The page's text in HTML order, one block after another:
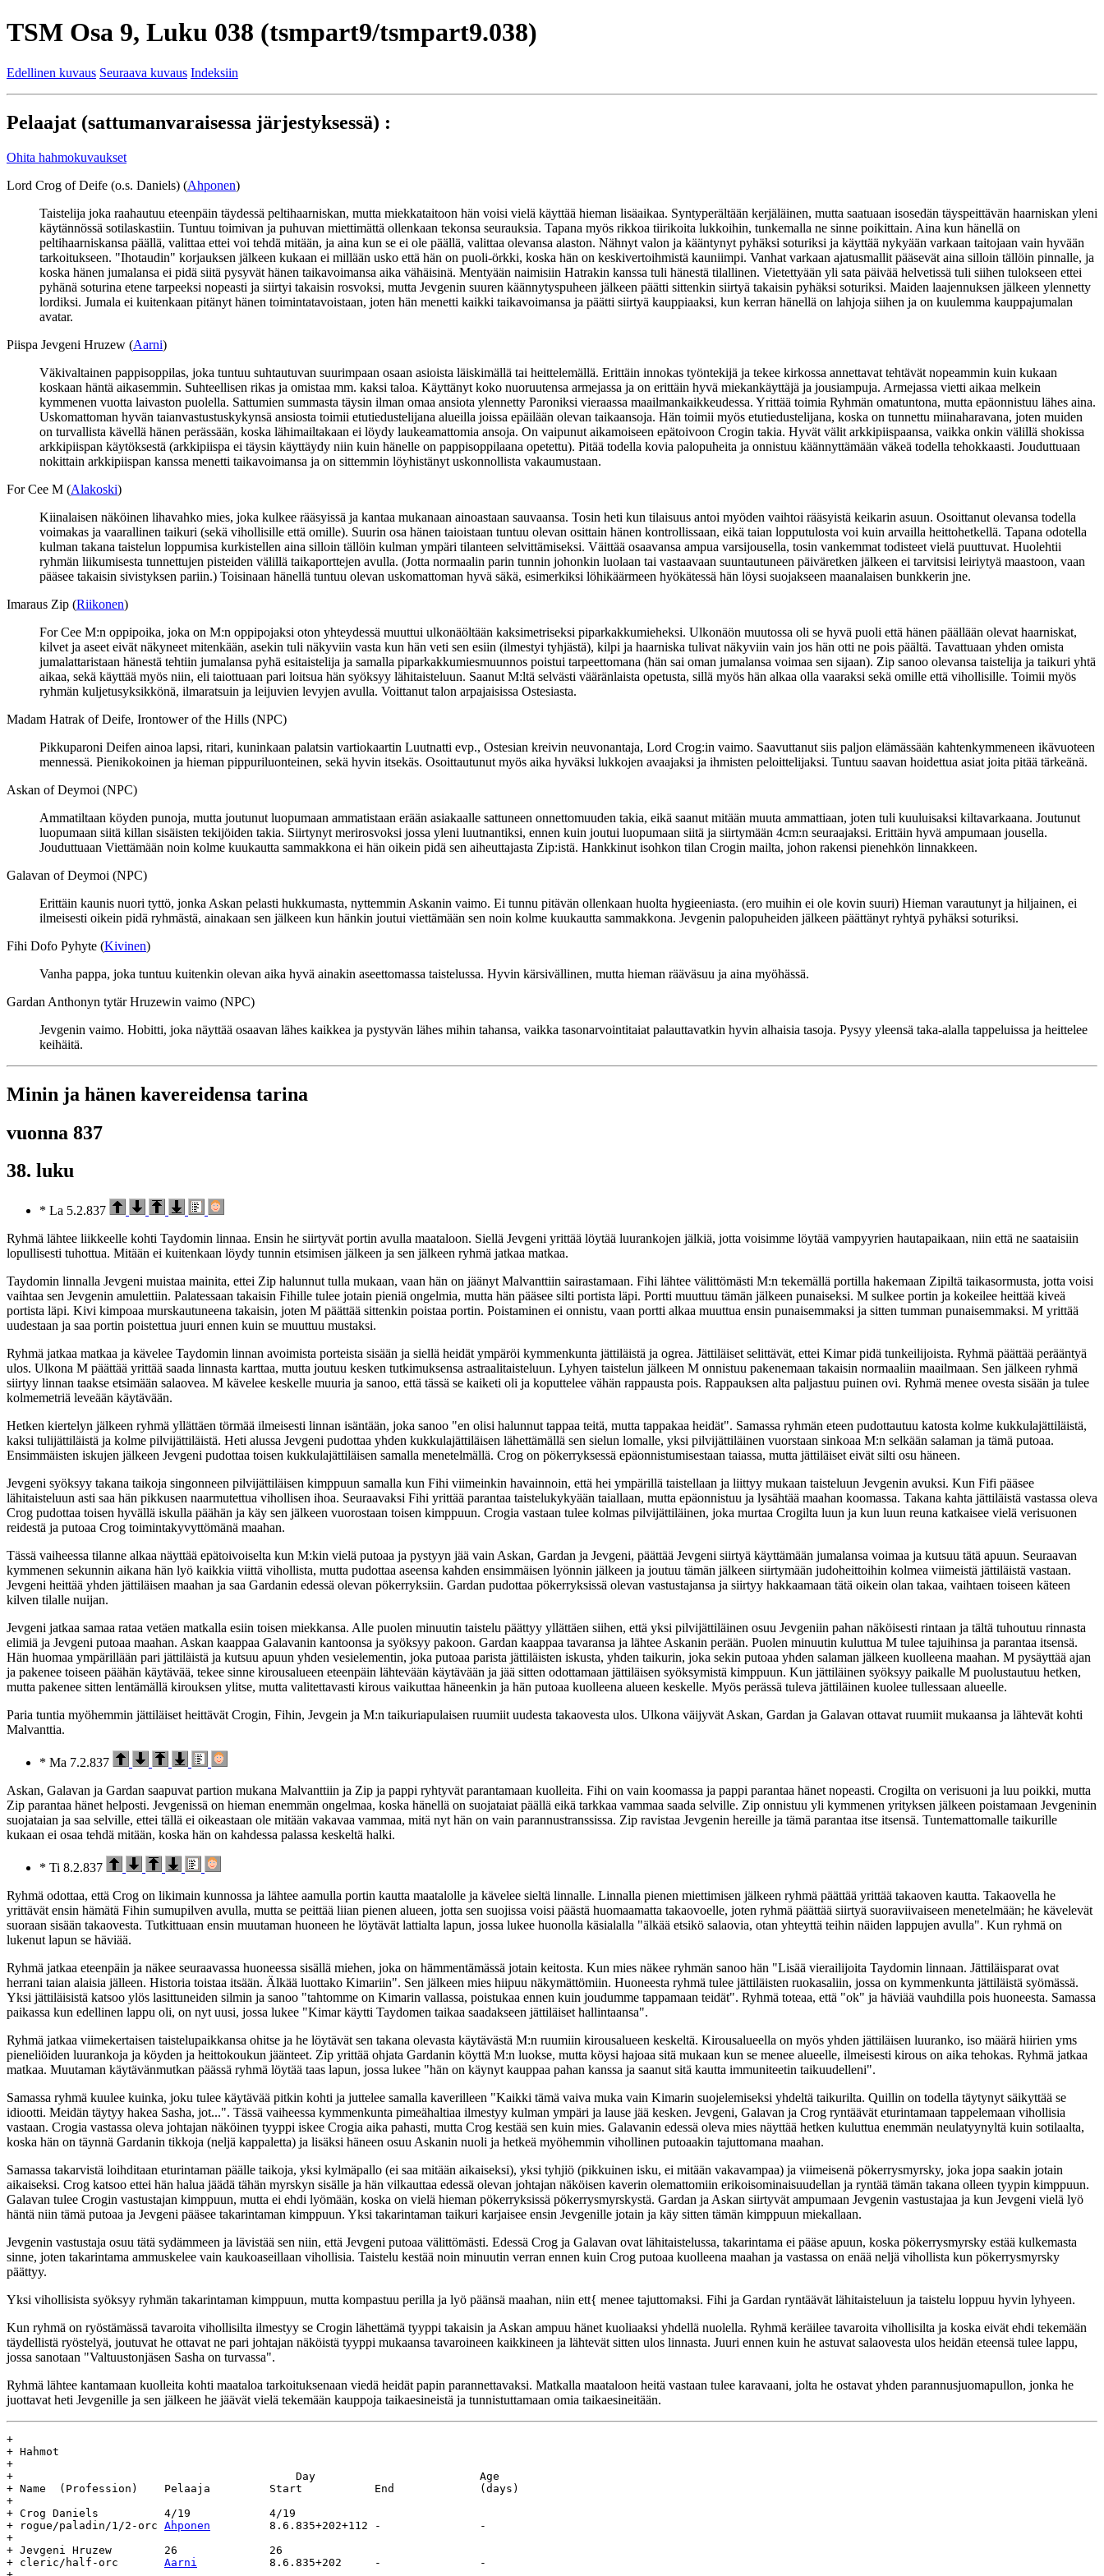
TSM Osa 9, Luku 038 (tsmpart9/tsmpart9.038)
Edellinen kuvaus Seuraava kuvaus Indeksiin
Pelaajat (sattumanvaraisessa järjestyksessä) :
Ohita hahmokuvaukset
Lord Crog of Deife (o.s. Daniels) (Ahponen)
Taistelija joka raahautuu eteenpäin täydessä peltihaarniskan, mutta miekkataitoon hän voisi vielä käyttää hieman lisäaikaa. Syntyperältään kerjäläinen, mutta saatuaan isosedän täyspeittävän haarniskan yleni
käytännössä sotilaskastiin. Tuntuu toimivan ja puhuvan miettimättä ollenkaan tekonsa seurauksia. Tapana myös rikkoa tiirikoita lukkoihin, tunkemalla ne sinne poikittain. Aina kun hänellä on
peltihaarniskansa päällä, valittaa ettei voi tehdä mitään, ja aina kun se ei ole päällä, valittaa olevansa alaston. Nähnyt valon ja kääntynyt pyhäksi soturiksi ja käyttää nykyään varkaan taitojaan vain hyvään
tarkoitukseen. "Ihotaudin" korjauksen jälkeen kukaan ei millään usko että hän on puoli-örkki, koska hän on keskivertoihmistä kauniimpi. Vanhat varkaan ajatusmallit pääsevät aina silloin tällöin pinnalle, ja
koska hänen jumalansa ei pidä siitä pysyvät hänen taikavoimansa aika vähäisinä. Mentyään naimisiin Hatrakin kanssa tuli hänestä tilallinen. Vietettyään yli sata päivää helvetissä tuli siihen tulokseen ettei
pyhänä soturina etene tarpeeksi nopeasti ja siirtyi takaisin rosvoksi, mutta Jevgenin suuren käännytyspuheen jälkeen päätti sittenkin siirtyä takaisin pyhäksi soturiksi. Maiden laajennuksen jälkeen ylennetty
lordiksi. Jumala ei kuitenkaan pitänyt hänen toimintatavoistaan, joten hän menetti kaikki taikavoimansa ja päätti siirtyä kauppiaaksi, kun kerran hänellä on lahjoja siihen ja on kuulemma kauppajumalan
avatar.
Piispa Jevgeni Hruzew (Aarni)
Väkivaltainen pappisoppilas, joka tuntuu suhtautuvan suurimpaan osaan asioista läiskimällä tai heittelemällä. Erittäin innokas työntekijä ja tekee kirkossa annettavat tehtävät nopeammin kuin kukaan
koskaan häntä aikasemmin. Suhteellisen rikas ja omistaa mm. kaksi taloa. Käyttänyt koko nuoruutensa armejassa ja on erittäin hyvä miekankäyttäjä ja jousiampuja. Armejassa vietti aikaa melkein
kymmenen vuotta laivaston puolella. Sattumien summasta täysin ilman omaa ansiota ylennetty Paroniksi vieraassa maailmankaikkeudessa. Yrittää toimia Ryhmän omatuntona, mutta epäonnistuu lähes aina.
Uskomattoman hyvän taianvastustuskykynsä ansiosta toimii etutiedustelijana alueilla joissa epäilään olevan taikaansoja. Hän toimii myös etutiedustelijana, koska on tunnettu miinaharavana, joten muiden
on turvallista kävellä hänen perässään, koska lähimailtakaan ei löydy laukeamattomia ansoja. On vaipunut aikamoiseen epätoivoon Crogin takia. Hyvät välit arkkipiispaansa, vaikka onkin välillä shokissa
arkkipiispan käytöksestä (arkkipiispa ei täysin käyttäydy niin kuin hänelle on pappisoppilaana opetettu). Pitää todella kovia palopuheita ja onnistuu käännyttämään väkeä todella tehokkaasti. Jouduttuaan
nokittain arkkipiispan kanssa menetti taikavoimansa ja on sittemmin löyhistänyt uskonnollista vakaumustaan.
For Cee M (Alakoski)
Kiinalaisen näköinen lihavahko mies, joka kulkee rääsyissä ja kantaa mukanaan ainoastaan sauvaansa. Tosin heti kun tilaisuus antoi myöden vaihtoi rääsyistä keikarin asuun. Osoittanut olevansa todella
voimakas ja vaarallinen taikuri (sekä vihollisille että omille). Suurin osa hänen taioistaan tuntuu olevan osittain hänen kontrollissaan, eikä taian lopputulosta voi kuin arvailla heittohetkellä. Tapana odotella
kulman takana taistelun loppumisa kurkistellen aina silloin tällöin kulman ympäri tilanteen selvittämiseksi. Väittää osaavansa ampua varsijousella, tosin vankemmat todisteet vielä puuttuvat. Huolehtii
ryhmän liikumisesta tunnettujen pisteiden välillä taikaporttejen avulla. (Jotta normaalin parin tunnin johonkin luolaan tai vastaavaan suuntautuneen päiväretken jälkeen ei tarvitsisi leiriytyä maastoon, vaan
pääsee takaisin sivistyksen pariin.) Toisinaan hänellä tuntuu olevan uskomattoman hyvä säkä, esimerkiksi löhikäärmeen hyökätessä hän löysi suojakseen maanalaisen bunkkerin jne.
Imaraus Zip (Riikonen)
For Cee M:n oppipoika, joka on M:n oppipojaksi oton yhteydessä muuttui ulkonäöltään kaksimetriseksi piparkakkumieheksi. Ulkonäön muutossa oli se hyvä puoli että hänen päällään olevat haarniskat,
kilvet ja aseet eivät näkyneet mitenkään, asekin tuli näkyviin vasta kun hän veti sen esiin (ilmestyi tyhjästä), kilpi ja haarniska tulivat näkyviin vain jos hän otti ne pois päältä. Tavattuaan yhden omista
jumalattaristaan hänestä tehtiin jumalansa pyhä esitaistelija ja samalla piparkakkumiesmuunnos poistui tarpeettomana (hän sai oman jumalansa voimaa sen sijaan). Zip sanoo olevansa taistelija ja taikuri yhtä
aikaa, sekä käyttää myös niin, eli taiottuaan pari loitsua hän syöksyy lähitaisteluun. Saanut M:ltä selvästi vääränlaista opetusta, sillä myös hän alkaa olla vaaraksi sekä omille että vihollisille. Toimii myös
ryhmän kuljetusyksikkönä, ilmaratsuin ja leijuvien levyjen avulla. Voittanut talon arpajaisissa Ostesiasta.
Madam Hatrak of Deife, Irontower of the Hills (NPC)
Pikkuparoni Deifen ainoa lapsi, ritari, kuninkaan palatsin vartiokaartin Luutnatti evp., Ostesian kreivin neuvonantaja, Lord Crog:in vaimo. Saavuttanut siis paljon elämässään kahtenkymmeneen ikävuoteen
mennessä. Pienikokoinen ja hieman pippuriluonteinen, sekä hyvin itsekäs. Osoittautunut myös aika hyväksi lukkojen avaajaksi ja ihmisten peloittelijaksi. Tuntuu saavan hoidettua asiat joita pitää tärkeänä.
Askan of Deymoi (NPC)
Ammatiltaan köyden punoja, mutta joutunut luopumaan ammatistaan erään asiakaalle sattuneen onnettomuuden takia, eikä saanut mitään muuta ammattiaan, joten tuli kuuluisaksi kiltavarkaana. Joutunut
luopumaan siitä killan sisäisten tekijöiden takia. Siirtynyt merirosvoksi jossa yleni luutnantiksi, ennen kuin joutui luopumaan siitä ja siirtymään 4cm:n seuraajaksi. Erittäin hyvä ampumaan jousella.
Jouduttuaan Viettämään noin kolme kuukautta sammakkona ei hän oikein pidä sen aiheuttajasta Zip:istä. Hankkinut isohkon tilan Crogin mailta, johon rakensi pienehkön linnakkeen.
Galavan of Deymoi (NPC)
Erittäin kaunis nuori tyttö, jonka Askan pelasti hukkumasta, nyttemmin Askanin vaimo. Ei tunnu pitävän ollenkaan huolta hygieeniasta. (ero muihin ei ole kovin suuri) Hieman varautunyt ja hiljainen, ei
ilmeisesti oikein pidä ryhmästä, ainakaan sen jälkeen kun hänkin joutui viettämään sen noin kolme kuukautta sammakkona. Jevgenin palopuheiden jälkeen päättänyt ryhtyä pyhäksi soturiksi.
Fihi Dofo Pyhyte (Kivinen)
Vanha pappa, joka tuntuu kuitenkin olevan aika hyvä ainakin aseettomassa taistelussa. Hyvin kärsivällinen, mutta hieman rääväsuu ja aina myöhässä.
Gardan Anthonyn tytär Hruzewin vaimo (NPC)
Jevgenin vaimo. Hobitti, joka näyttää osaavan lähes kaikkea ja pystyvän lähes mihin tahansa, vaikka tasonarvointitaiat palauttavatkin hyvin alhaisia tasoja. Pysyy yleensä taka-alalla tappeluissa ja heittelee
keihäitä.
Minin ja hänen kavereidensa tarina
vuonna 837
38. luku
* La 5.2.837
Ryhmä lähtee liikkeelle kohti Taydomin linnaa. Ensin he siirtyvät portin avulla maataloon. Siellä Jevgeni yrittää löytää luurankojen jälkiä, jotta voisimme löytää vampyyrien hautapaikaan, niin että ne saataisiin
lopullisesti tuhottua. Mitään ei kuitenkaan löydy tunnin etsimisen jälkeen ja sen jälkeen ryhmä jatkaa matkaa.
Taydomin linnalla Jevgeni muistaa mainita, ettei Zip halunnut tulla mukaan, vaan hän on jäänyt Malvanttiin sairastamaan. Fihi lähtee välittömästi M:n tekemällä portilla hakemaan Zipiltä taikasormusta, jotta voisi
vaihtaa sen Jevgenin amulettiin. Palatessaan takaisin Fihille tulee jotain pieniä ongelmia, mutta hän pääsee silti portista läpi. Portti muuttuu tämän jälkeen punaiseksi. M sulkee portin ja kokeilee heittää kiveä
portista läpi. Kivi kimpoaa murskautuneena takaisin, joten M päättää sittenkin poistaa portin. Poistaminen ei onnistu, vaan portti alkaa muuttua ensin punaisemmaksi ja sitten tumman punaisemmaksi. M yrittää
uudestaan ja saa portin poistettua juuri ennen kuin se muuttuu mustaksi.
Ryhmä jatkaa matkaa ja kävelee Taydomin linnan avoimista porteista sisään ja siellä heidät ympäröi kymmenkunta jättiläistä ja ogrea. Jättiläiset selittävät, ettei Kimar pidä tunkeilijoista. Ryhmä päättää perääntyä
ulos. Ulkona M päättää yrittää saada linnasta karttaa, mutta joutuu kesken tutkimuksensa astraalitaisteluun. Lyhyen taistelun jälkeen M onnistuu pakenemaan takaisin normaaliin maailmaan. Sen jälkeen ryhmä
siirtyy linnan taakse etsimään salaovea. M kävelee keskelle muuria ja sanoo, että tässä se kaiketi oli ja koputtelee vähän rappausta pois. Rappauksen alta paljastuu puinen ovi. Ryhmä menee ovesta sisään ja tulee
kolmemetriä leveään käytävään.
Hetken kiertelyn jälkeen ryhmä yllättäen törmää ilmeisesti linnan isäntään, joka sanoo "en olisi halunnut tappaa teitä, mutta tappakaa heidät". Samassa ryhmän eteen pudottautuu katosta kolme kukkulajättiläistä,
kaksi tulijättiläistä ja kolme pilvijättiläistä. Heti alussa Jevgeni pudottaa yhden kukkulajättiläisen lähettämällä sen sielun lomalle, yksi pilvijättiläinen vuorstaan sinkoaa M:n selkään salaman ja tämä putoaa.
Ensimmäisten iskujen jälkeen Jevgeni pudottaa toisen kukkulajättiläisen samalla menetelmällä. Crog on pökerryksessä epäonnistumisestaan taiassa, mutta jättiläiset eivät silti osu häneen.
Jevgeni syöksyy takana taikoja singonneen pilvijättiläisen kimppuun samalla kun Fihi viimeinkin havainnoin, että hei ympärillä taistellaan ja liittyy mukaan taisteluun Jevgenin avuksi. Kun Fifi pääsee
lähitaisteluun asti saa hän pikkusen naarmutettua vihollisen ihoa. Seuraavaksi Fihi yrittää parantaa taistelukykyään taiallaan, mutta epäonnistuu ja lysähtää maahan koomassa. Takana kahta jättiläistä vastassa oleva
Crog pudottaa toisen hyvällä iskulla päähän ja käy sen jälkeen vuorostaan toisen kimppuun. Crogia vastaan tulee kolmas pilvijättiläinen, joka murtaa Crogilta luun ja kun luun reuna katkaisee vielä verisuonen
reidestä ja putoaa Crog toimintakyvyttömänä maahan.
Tässä vaiheessa tilanne alkaa näyttää epätoivoiselta kun M:kin vielä putoaa ja pystyyn jää vain Askan, Gardan ja Jevgeni, päättää Jevgeni siirtyä käyttämään jumalansa voimaa ja kutsuu tätä apuun. Seuraavan
kymmenen sekunnin aikana hän lyö kaikkia viittä vihollista, mutta pudottaa aseensa kahden ensimmäisen lyönnin jälkeen ja joutuu tämän jälkeen siirtymään judoheittoihin kolmea viimeistä jättiläistä vastaan.
Jevgeni heittää yhden jättiläisen maahan ja saa Gardanin edessä olevan pökerryksiin. Gardan pudottaa pökerryksissä olevan vastustajansa ja siirtyy hakkaamaan tätä oikein olan takaa, vaihtaen toiseen käteen
kilven tilalle nuijan.
Jevgeni jatkaa samaa rataa vetäen matkalla esiin toisen miekkansa. Alle puolen minuutin taistelu päättyy yllättäen siihen, että yksi pilvijättiläinen osuu Jevgeniin pahan näköisesti rintaan ja tältä tuhoutuu rinnasta
elimiä ja Jevgeni putoaa maahan. Askan kaappaa Galavanin kantoonsa ja syöksyy pakoon. Gardan kaappaa tavaransa ja lähtee Askanin perään. Puolen minuutin kuluttua M tulee tajuihinsa ja parantaa itsensä.
Hän huomaa ympärillään pari jättiläistä ja kutsuu apuun yhden vesielementin, joka putoaa parista jättiläisten iskusta, yhden taikurin, joka sekin putoaa yhden salaman jälkeen kuolleena maahan. M pysäyttää ajan
ja pakenee toiseen päähän käytävää, tekee sinne kirousalueen eteenpäin lähtevään käytävään ja jää sitten odottamaan jättiläisen syöksymistä kimppuun. Kun jättiläinen syöksyy paikalle M puolustautuu hetken,
mutta pakenee sitten lentämällä kirouksen ylitse, mutta valitettavasti kirous vaikuttaa häneenkin ja hän putoaa kuolleena alueen keskelle. Myös perässä tuleva jättiläinen kuolee tullessaan alueelle.
Paria tuntia myöhemmin jättiläiset heittävät Crogin, Fihin, Jevgein ja M:n taikuriapulaisen ruumiit uudesta takaovesta ulos. Ulkona väijyvät Askan, Gardan ja Galavan ottavat ruumiit mukaansa ja lähtevät kohti
Malvanttia.
* Ma 7.2.837
Askan, Galavan ja Gardan saapuvat partion mukana Malvanttiin ja Zip ja pappi ryhtyvät parantamaan kuolleita. Fihi on vain koomassa ja pappi parantaa hänet nopeasti. Crogilta on verisuoni ja luu poikki, mutta
Zip parantaa hänet helposti. Jevgenissä on hieman enemmän ongelmaa, koska hänellä on suojataiat päällä eikä tarkkaa vammaa saada selville. Zip onnistuu yli kymmenen yrityksen jälkeen poistamaan Jevgeninin
suojataian ja saa selville, ettei tällä ei oikeastaan ole mitään vakavaa vammaa, mitä nyt hän on vain parannustranssissa. Zip ravistaa Jevgenin hereille ja tämä parantaa itse itsensä. Tuntemattomalle taikurille
kukaan ei osaa tehdä mitään, koska hän on kahdessa palassa keskeltä halki.
* Ti 8.2.837
Ryhmä odottaa, että Crog on likimain kunnossa ja lähtee aamulla portin kautta maatalolle ja kävelee sieltä linnalle. Linnalla pienen miettimisen jälkeen ryhmä päättää yrittää takaoven kautta. Takaovella he
yrittävät ensin hämätä Fihin sumupilven avulla, mutta se peittää liian pienen alueen, jotta sen suojissa voisi päästä huomaamatta takaovoelle, joten ryhmä päättää siirtyä suoraviivaiseen menetelmään; he kävelevät
suoraan sisään takaovesta. Tutkittuaan ensin muutaman huoneen he löytävät lattialta lapun, jossa lukee huonolla käsialalla "älkää etsikö salaovia, otan yhteyttä teihin näiden lappujen avulla". Kun ryhmä on
lukenut lapun se häviää.
Ryhmä jatkaa eteenpäin ja näkee seuraavassa huoneessa sisällä miehen, joka on hämmentämässä jotain keitosta. Kun mies näkee ryhmän sanoo hän "Lisää vierailijoita Taydomin linnaan. Jättiläisparat ovat
herrani taian alaisia jälleen. Historia toistaa itsään. Älkää luottako Kimariin". Sen jälkeen mies hiipuu näkymättömiin. Huoneesta ryhmä tulee jättiläisten ruokasaliin, jossa on kymmenkunta jättiläistä syömässä.
Yksi jättiläisistä katsoo ylös lasittuneiden silmin ja sanoo "tahtomme on Kimarin vallassa, poistukaa ennen kuin joudumme tappamaan teidät". Ryhmä toteaa, että "ok" ja häviää vauhdilla pois huoneesta. Samassa
paikassa kun edellinen lappu oli, on nyt uusi, jossa lukee "Kimar käytti Taydomen taikaa saadakseen jättiläiset hallintaansa".
Ryhmä jatkaa viimekertaisen taistelupaikkansa ohitse ja he löytävät sen takana olevasta käytävästä M:n ruumiin kirousalueen keskeltä. Kirousalueella on myös yhden jättiläisen luuranko, iso määrä hiirien yms
pieneliöiden luurankoja ja köyden ja heittokoukun jäänteet. Zip yrittää ohjata Gardanin köyttä M:n luokse, mutta köysi hajoaa sitä mukaan kun se menee alueelle, ilmeisesti kirous on aika tehokas. Ryhmä jatkaa
matkaa. Muutaman käytävänmutkan päässä ryhmä löytää taas lapun, jossa lukee "hän on käynyt kauppaa pahan kanssa ja saanut sitä kautta immuniteetin taikuudelleni".
Samassa ryhmä kuulee kuinka, joku tulee käytävää pitkin kohti ja juttelee samalla kaverilleen "Kaikki tämä vaiva muka vain Kimarin suojelemiseksi yhdeltä taikurilta. Quillin on todella täytynyt säikyttää se
idiootti. Meidän täytyy hakea Sasha, jot...". Tässä vaiheessa kymmenkunta pimeähaltiaa ilmestyy kulman ympäri ja lause jää kesken. Jevgeni, Galavan ja Crog ryntäävät eturintamaan tappelemaan vihollisia
vastaan. Crogia vastassa oleva johtajan näköinen tyyppi iskee Crogia aika pahasti, mutta Crog kestää sen kuin mies. Galavanin edessä oleva mies näyttää hetken kuluttua enemmän neulatyynyltä kuin sotilaalta,
koska hän on täynnä Gardanin tikkoja (neljä kappaletta) ja lisäksi häneen osuu Askanin nuoli ja hetkeä myöhemmin vihollinen putoaakin tajuttomana maahan.
Samassa takarvistä loihditaan eturintaman päälle taikoja, yksi kylmäpallo (ei saa mitään aikaiseksi), yksi tyhjiö (pikkuinen isku, ei mitään vakavampaa) ja viimeisenä pökerrysmyrsky, joka jopa saakin jotain
aikaiseksi. Crog katsoo ettei hän halua jäädä tähän myrskyn sisälle ja hän vilkauttaa edessä olevan johtajan näköisen kaverin olemattomiin erikoisominaisuudellan ja ryntää tämän takana olleen tyypin kimppuun.
Galavan tulee Crogin vastustajan kimppuun, mutta ei ehdi lyömään, koska on vielä hieman pökerryksissä pökerrysmyrskystä. Gardan ja Askan siirtyvät ampumaan Jevgenin vastustajaa ja kun Jevgeni vielä lyö
häntä niin tämä putoaa ja Jevgeni pääsee takarintaman kimppuun. Yksi takarintaman taikuri karjaisee ensin Jevgenille jotain ja käy sitten tämän kimppuun miekallaan.
Jevgenin vastustaja osuu tätä sydämmeen ja lävistää sen niin, että Jevgeni putoaa välittömästi. Edessä Crog ja Galavan ovat lähitaistelussa, takarintama ei pääse apuun, koska pökerrysmyrsky estää kulkemasta
sinne, joten takarintama ammuskelee vain kaukoaseillaan vihollisia. Taistelu kestää noin minuutin verran ennen kuin Crog putoaa kuolleena maahan ja vastassa on enää neljä vihollista kun pökerrysmyrsky
päättyy.
Yksi vihollisista syöksyy ryhmän takarintaman kimppuun, mutta kompastuu perilla ja lyö päänsä maahan, niin ett{ menee tajuttomaksi. Fihi ja Gardan ryntäävät lähitaisteluun ja taistelu loppuu hyvin lyhyeen.
Kun ryhmä on ryöstämässä tavaroita vihollisilta ilmestyy se Crogin lähettämä tyyppi takaisin ja Askan ampuu hänet kuoliaaksi yhdellä nuolella. Ryhmä keräilee tavaroita vihollisilta ja koska eivät ehdi tekemään
täydellistä ryöstelyä, joutuvat he ottavat ne pari johtajan näköistä tyyppi mukaansa tavaroineen kaikkineen ja lähtevät sitten ulos linnasta. Juuri ennen kuin he astuvat salaovesta ulos heidän eteensä tulee lappu,
jossa sanotaan "Valtuustonjäsen Sasha on turvassa".
Ryhmä lähtee kantamaan kuolleita kohti maataloa tarkoituksenaan viedä heidät papin parannettavaksi. Matkalla maataloon heitä vastaan tulee karavaani, jolta he ostavat yhden parannusjuomapullon, jonka he
juottavat heti Jevgenille ja sen jälkeen he jäävät vielä tekemään kauppoja taikaesineistä ja tunnistuttamaan omia taikaesineitään.
+
+ Hahmot
+
+					    Day				Age
+ Name	(Profession)	Pelaaja		Start		End		(days)
+
+ Crog Daniels		4/19		4/19
Ahponen
+
+ Jevgeni Hruzew	26		26
Aarni